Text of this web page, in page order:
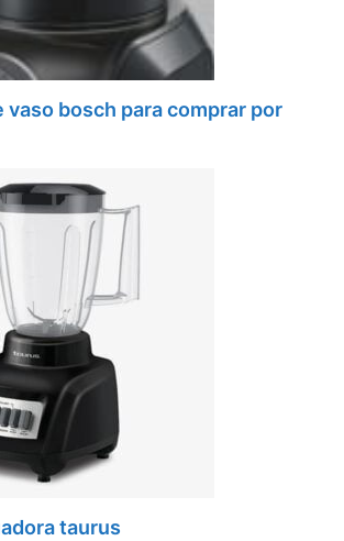
vaso bosch para comprar por
taurus